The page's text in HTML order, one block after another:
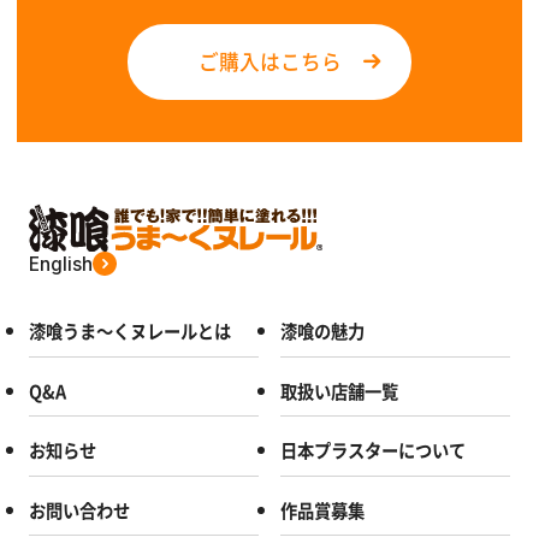
ご購入はこちら
English
漆喰うま～くヌレールとは 漆喰の魅力
Q&A 取扱い店舗一覧
お知らせ 日本プラスターについて
お問い合わせ 作品賞募集